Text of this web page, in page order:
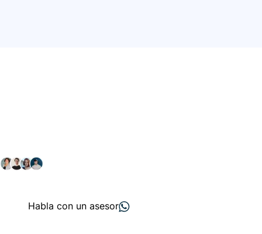
Habla con un asesor